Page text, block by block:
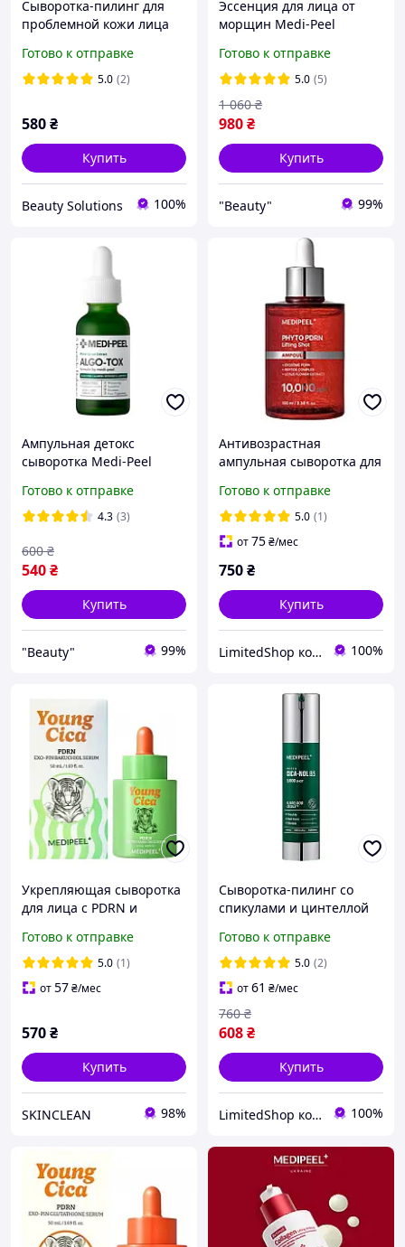
Сыворотка-пилинг для
проблемной кожи лица
B5 6000 Shot Serum,50 г
Готово к отправке
5.0 (2)
580₴
Купить
Beauty Solutions 100%
Эссенция для лица от
морщин Medi-Peel
Wrinkle Essence, 50ml
Готово к отправке
5.0 (5)
980₴
1 060 ₴
Купить
"Beauty" 99%
Ампульная детокс
сыворотка Medi-Peel
Ampoule 30 мл
Готово к отправке
4.3 (3)
540₴
600 ₴
Купить
"Beauty" 99%
Антивозрастная
ампульная сыворотка для
экзосомами Medi-Peel
Phyto Exosome PDRN
Lifting Shot Ampoule 100
мл
Готово к отправке
5.0 (1)
от75₴/мес
750₴
Купить
LimitedShop косметика,аксессуари, одежда и обувь 100%
Укрепляющая сыворотка
для лица с PDRN и
Young Cica Pdrn Exo-pin
Bakuchiol Serum 50ml
Готово к отправке
5.0 (1)
от57₴/мес
570₴
Купить
SKINCLEAN 98%
Сыворотка-пилинг со
спикулами и цинтеллой
B5 3000 Shot, 50мл
Готово к отправке
5.0 (2)
от61 ₴/мес
608₴
760 ₴
Купить
LimitedShop косметика,аксессуари, одежда и обувь 100%